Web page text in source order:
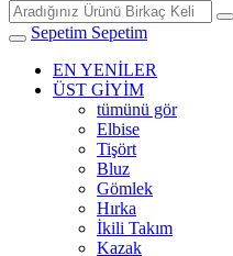
Sepetim Sepetim
EN YENİLER
ÜST GİYİM
tümünü gör
Elbise
Tişört
Bluz
Gömlek
Hırka
İkili Takım
Kazak